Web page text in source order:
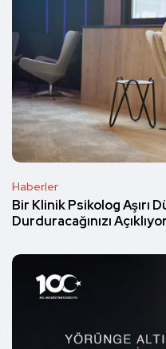
Haberler
Bir Klinik Psikolog Aşırı
Durduracağınızı Açıklıyor